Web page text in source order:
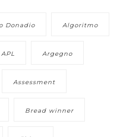
Donadio Algoritmo
APL Argegno
Assessment
Bread winner